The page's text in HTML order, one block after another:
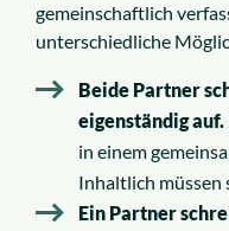
gemeinschaftlich
unterschiedliche
Beide Partner
eigenständig auf.
in einem
Inhaltlich müssen
Ein Partner